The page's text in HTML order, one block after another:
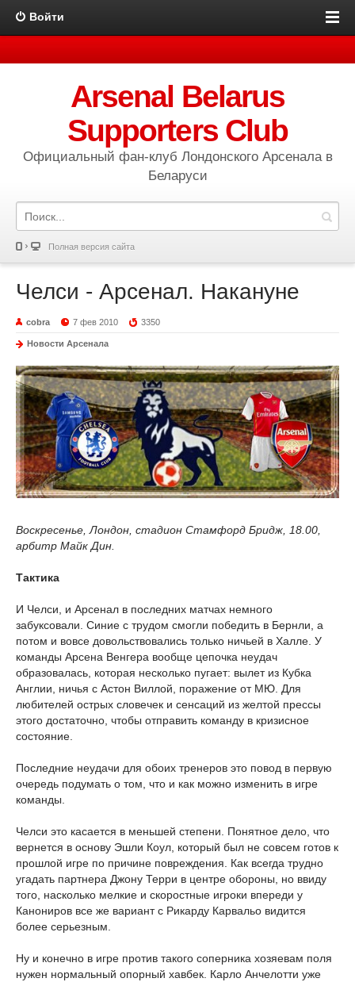
Войти
Arsenal Belarus
Supporters Club
Официальный фан-клуб Лондонского Арсенала в
Беларуси
Полная версия сайта
Челси - Арсенал. Накануне
cobra 7 фев 2010 3350
Новости Арсенала
Воскресенье, Лондон, стадион Стамфорд Бридж, 18.00,
арбитр Майк Дин.
Тактика
И Челси, и Арсенал в последних матчах немного
забуксовали. Синие с трудом смогли победить в Бернли, а
потом и вовсе довольствовались только ничьей в Халле. У
команды Арсена Венгера вообще цепочка неудач
образовалась, которая несколько пугает: вылет из Кубка
Англии, ничья с Астон Виллой, поражение от МЮ. Для
любителей острых словечек и сенсаций из желтой прессы
этого достаточно, чтобы отправить команду в кризисное
состояние.
Последние неудачи для обоих тренеров это повод в первую
очередь подумать о том, что и как можно изменить в игре
команды.
Челси это касается в меньшей степени. Понятное дело, что
вернется в основу Эшли Коул, который был не совсем готов к
прошлой игре по причине повреждения. Как всегда трудно
угадать партнера Джону Терри в центре обороны, но ввиду
того, насколько мелкие и скоростные игроки впереди у
Канониров все же вариант с Рикарду Карвальо видится
более серьезным.
Ну и конечно в игре против такого соперника хозяевам поля
нужен нормальный опорный хавбек. Карло Анчелотти уже